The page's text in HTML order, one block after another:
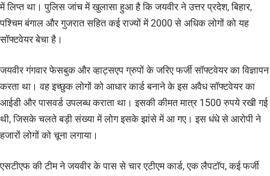
में लिप्त था। पुलिस जांच में खुलासा हुआ है कि जयवीर ने उत्तर प्रदेश, बिहार,
पश्चिम बंगाल और गुजरात सहित कई राज्यों में 2000 से अधिक लोगों को यह
सॉफ्टवेयर बेचा है।
जयवीर गंगवार फेसबुक और व्हाट्सएप ग्रुपों के जरिए फर्जी सॉफ्टवेयर का विज्ञापन
करता था। वह इच्छुक लोगों को आधार कार्ड बनाने के इस अवैध सॉफ्टवेयर का
आईडी और पासवर्ड उपलब्ध कराता था। इसकी कीमत मात्र 1500 रुपये रखी गई
थी, जिसके चलते बड़ी संख्या में लोग इसके झांसे में आ गए। इस धंधे से आरोपी ने
हजारों लोगों को चूना लगाया।
एसटीएफ की टीम ने जयवीर के पास से चार एटीएम कार्ड, एक लैपटॉप, कई फर्जी